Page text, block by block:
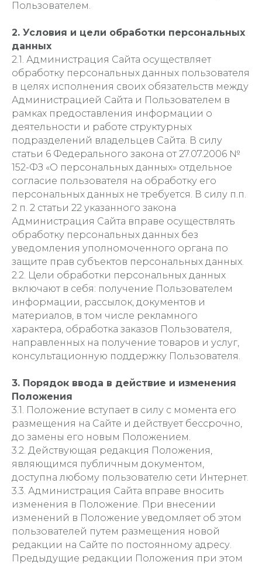
Пользователем.
2. Условия и цели обработки персональных
данных
2.1. Администрация Сайта осуществляет
обработку персональных данных пользователя
в целях исполнения своих обязательств между
Администрацией Сайта и Пользователем в
рамках предоставления информации о
деятельности и работе структурных
подразделений владельцев Сайта. В силу
статьи 6 Федерального закона от 27.07.2006 №
152-ФЗ «О персональных данных» отдельное
согласие пользователя на обработку его
персональных данных не требуется. В силу п.п.
2 п. 2 статьи 22 указанного закона
Администрация Сайта вправе осуществлять
обработку персональных данных без
уведомления уполномоченного органа по
защите прав субъектов персональных данных.
2.2. Цели обработки персональных данных
включают в себя: получение Пользователем
информации, рассылок, документов и
материалов, в том числе рекламного
характера, обработка заказов Пользователя,
направленных на получение товаров и услуг,
консультационную поддержку Пользователя.
3. Порядок ввода в действие и изменения
Положения
3.1. Положение вступает в силу с момента его
размещения на Сайте и действует бессрочно,
до замены его новым Положением.
3.2. Действующая редакция Положения,
являющимся публичным документом,
доступна любому пользователю сети Интернет.
3.3. Администрация Сайта вправе вносить
изменения в Положение. При внесении
изменений в Положение уведомляет об этом
пользователей путем размещения новой
редакции на Сайте по постоянному адресу.
Предыдущие редакции Положения при этом